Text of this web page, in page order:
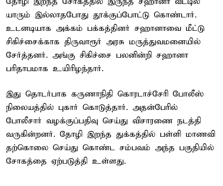
யாரும் இல்லாதபோது தூக்குப்போட்டு கொண்டார்.
உடனடியாக அக்கம் பக்கத்தினர் சஹானாவை மீட்டு
சிகிச்சைக்காக திருவாரூர் அரசு மருத்துவமனையில்
சேர்த்தனர். அங்கு சிகிச்சை பலனின்றி சஹானா
பரிதாபமாக உயிரிழந்தார்.
இது தொடர்பாக கருணாநிதி கொரடாச்சேரி போலீஸ்
நிலையத்தில் புகார் கொடுத்தார். அதன்பேரில்
போலீசார் வழக்குப்பதிவு செய்து விசாரணை நடத்தி
வருகின்றனர். தோழி இறந்த துக்கத்தில் பள்ளி மாணவி
தற்கொலை செய்து கொண்ட சம்பவம் அந்த பகுதியில்
சோகத்தை ஏற்படுத்தி உள்ளது.